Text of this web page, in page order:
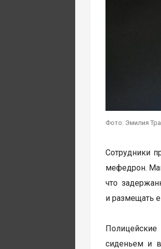
Фото: Эмилия
Сотрудники
мефедрон.
что
и размещать
сиденьем и